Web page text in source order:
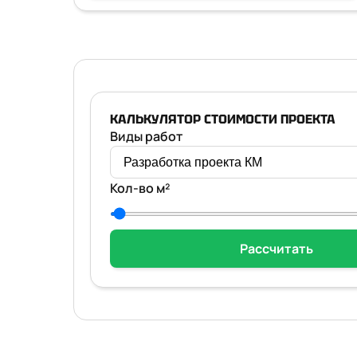
КАЛЬКУЛЯТОР СТОИМОСТИ ПРОЕКТА
Виды работ
Кол-во м²
Рассчитать